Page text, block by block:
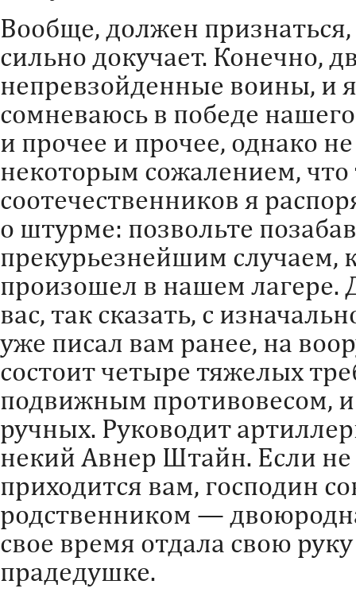
Вообще, должен
сильно докучает. Конечно,
непревзойденные воины, и
сомневаюсь в победе
и прочее и прочее, однако
некоторым сожалением,
соотечественников я
о штурме: позвольте
прекурьезнейшим случаем,
произошел в нашем лагере.
вас, так сказать, с
уже писал вам ранее, на
состоит четыре тяжелых
подвижным противовесом,
ручных. Руководит
некий Авнер Штайн. Если
приходится вам, господин
родственником —
свое время отдала свою
прадедушке.